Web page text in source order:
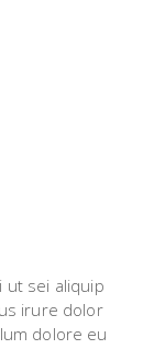
ut sei aliquip
irure dolor
dolore eu